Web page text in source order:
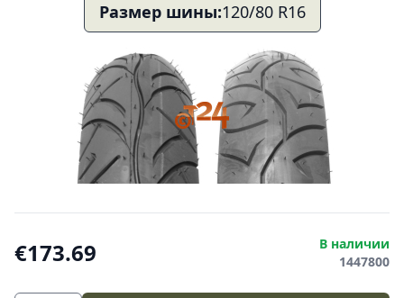
Размер шины:120/80 R16
€173.69
В наличии
1447800